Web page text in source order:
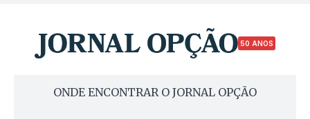
50 ANOS
ONDE ENCONTRAR O JORNAL OPÇÃO